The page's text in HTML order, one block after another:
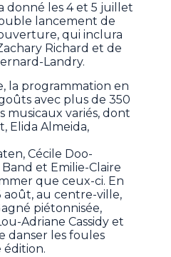
donné les 4 et 5 juillet
lancement de
qui inclura
Richard et de
Landry.
la programmation en
avec plus de 350
musicaux variés, dont
Elida Almeida,
Cécile Doo-
et Emilie-Claire
que ceux-ci. En
août, au centre-ville,
piétonnisée,
Adriane Cassidy et
danser les foules
édition.